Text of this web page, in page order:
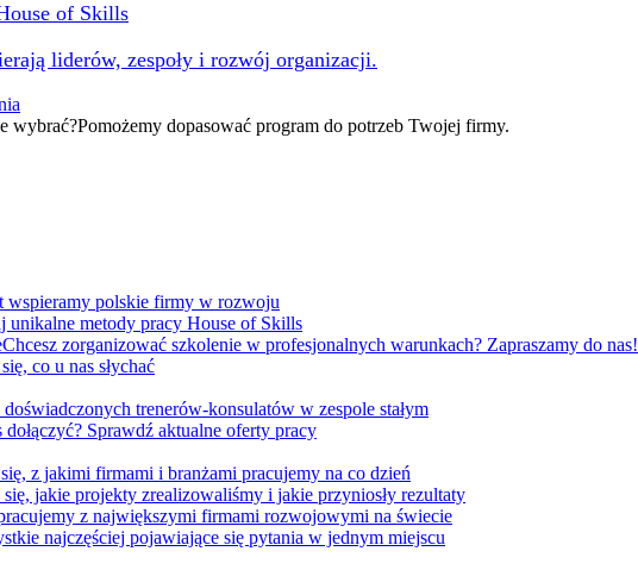
of Skills
liderów, zespoły i rozwój organizacji.
wybrać?Pomożemy dopasować program do potrzeb Twojej firmy.
wspieramy polskie firmy w rozwoju
unikalne metody pracy House of Skills
Chcesz zorganizować szkolenie w profesjonalnych warunkach? Zapraszamy do nas!
co u nas słychać
doświadczonych trenerów-konsulatów w zespole stałym
dołączyć? Sprawdź aktualne oferty pracy
z jakimi firmami i branżami pracujemy na co dzień
jakie projekty zrealizowaliśmy i jakie przyniosły rezultaty
z największymi firmami rozwojowymi na świecie
najczęściej pojawiające się pytania w jednym miejscu